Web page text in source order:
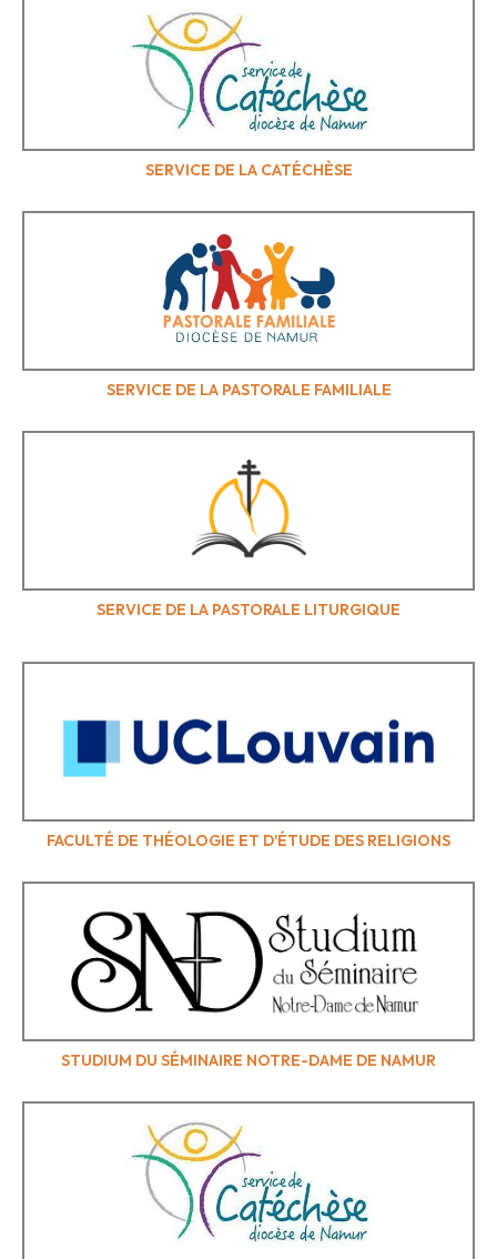
SERVICE DE LA CATÉCHÈSE
SERVICE DE LA PASTORALE FAMILIALE
SERVICE DE LA PASTORALE LITURGIQUE
FACULTÉ DE THÉOLOGIE ET D'ÉTUDE DES RELIGIONS
STUDIUM DU SÉMINAIRE NOTRE-DAME DE NAMUR